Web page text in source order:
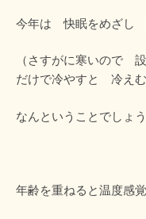
今年は 快眠をめざし
（さすがに寒いの
だけで冷やすと 冷え
なんということでし
年齢を重ねると温度感